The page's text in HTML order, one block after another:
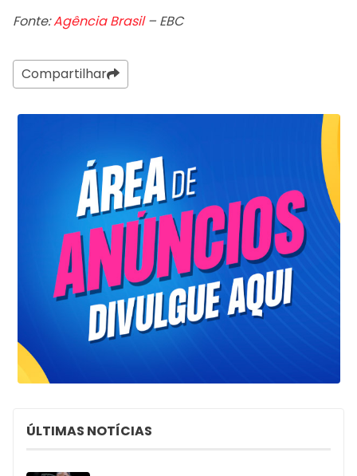
Fonte:Agência Brasil– EBC
Compartilhar
ÚLTIMAS NOTÍCIAS